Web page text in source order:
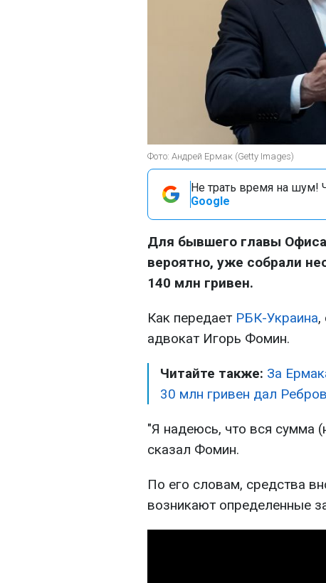
Фото: Андрей Ермак (Getty Images)
Не трать время на шум!
Google
Для бывшего главы
вероятно, уже собрали
140 млн гривен.
Как передает РБК-Украина,
адвокат Игорь Фомин.
Читайте также: За
30 млн гривен дал
"Я надеюсь, что вся сумма
сказал Фомин.
По его словам, средства
возникают определенные